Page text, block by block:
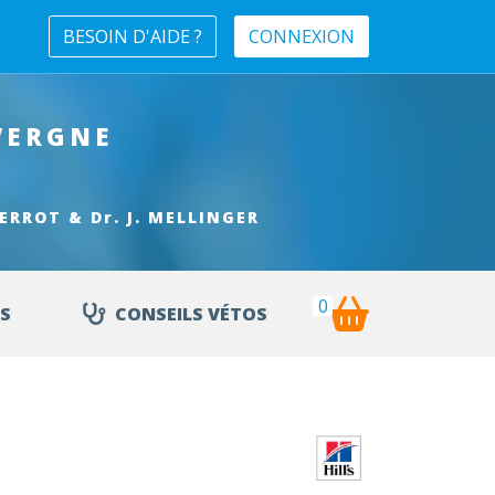
BESOIN D'AIDE ? CONNEXION
& Dr. J. MELLINGER
CONSEILS VÉTOS 0